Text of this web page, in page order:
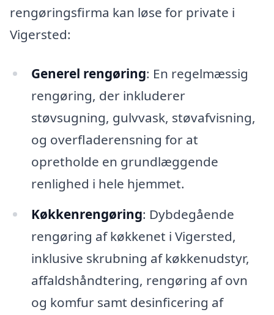
rengøringsfirma kan løse for private i
Vigersted:
Generel rengøring: En regelmæssig
rengøring, der inkluderer
støvsugning, gulvvask, støvafvisning,
og overfladerensning for at
opretholde en grundlæggende
renlighed i hele hjemmet.
Køkkenrengøring: Dybdegående
rengøring af køkkenet i Vigersted,
inklusive skrubning af køkkenudstyr,
affaldshåndtering, rengøring af ovn
og komfur samt desinficering af